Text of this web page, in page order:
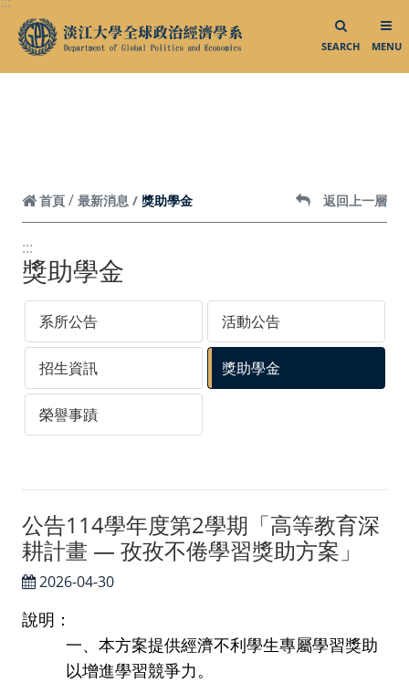
跳到頁面主要內容區
SEARCH MENU
大三出國明信片
影音專區
相關連結
中華民國外交部
中華民國僑務委員會
中華民國對外貿易發展協會
外貿協會發展中心
聯絡我們／媒體社群
聯絡我們
Instagram
首頁 最新消息 獎助學金 返回上一層
:::
獎助學金
系所公告 活動公告
招生資訊 獎助學金
榮譽事蹟
公告114學年度第2學期「高等教育深
耕計畫 — 孜孜不倦學習獎助方案」
2026-04-30
說明：
一、本方案提供經濟不利學生專屬學習獎助
以增進學習競爭力。